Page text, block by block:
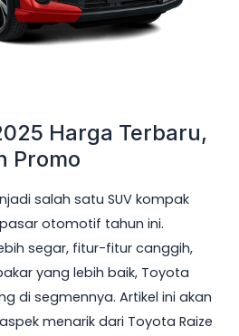
Harga Terbaru,
Promo
salah satu SUV kompak
otomotif tahun ini.
segar, fitur-fitur canggih,
yang lebih baik, Toyota
di segmennya. Artikel ini akan
menarik dari Toyota Raize